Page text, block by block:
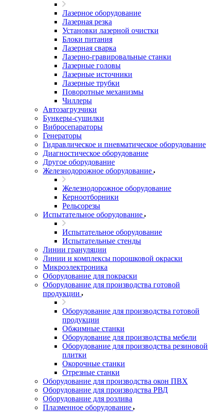
Лазерное оборудование
Лазерная резка
Установки лазерной очистки
Блоки питания
Лазерная сварка
Лазерно-гравировальные станки
Лазерные головы
Лазерные источники
Лазерные трубки
Поворотные механизмы
Чиллеры
Автозагрузчики
Бункеры-сушилки
Вибросепараторы
Генераторы
Гидравлическое и пневматическое оборудование
Диагностическое оборудование
Другое оборудование
Железнодорожное оборудование
Железнодорожное оборудование
Керноотборники
Рельсорезы
Испытательное оборудование
Испытательное оборудование
Испытательные стенды
Линии грануляции
Линии и комплексы порошковой окраски
Микроэлектроника
Оборудование для покраски
Оборудование для производства готовой
продукции
Оборудование для производства готовой
продукции
Обжимные станки
Оборудование для производства мебели
Оборудование для производства резиновой
плитки
Окорочные станки
Отрезные станки
Оборудование для производства окон ПВХ
Оборудование для производства РВД
Оборудование для розлива
Плазменное оборудование